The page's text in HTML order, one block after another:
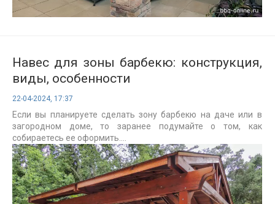
Навес для зоны барбекю: конструкция,
виды, особенности
22-04-2024, 17:37
Если вы планируете сделать зону барбекю на даче или в
загородном доме, то заранее подумайте о том, как
собираетесь ее оформить....